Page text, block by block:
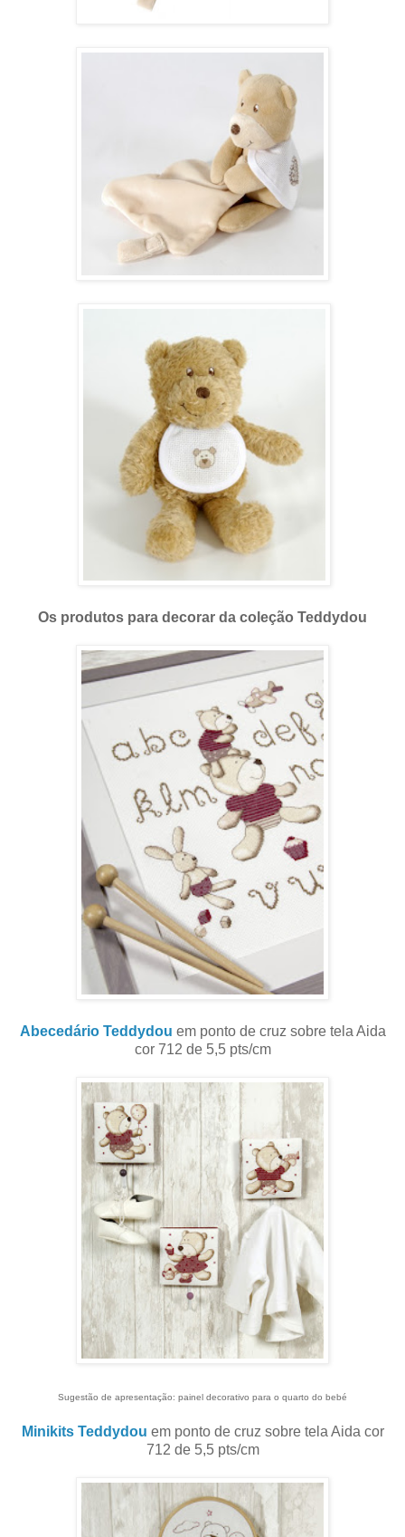
Os produtos para decorar da coleção Teddydou
Abecedário Teddydou em ponto de cruz sobre tela Aida
cor 712 de 5,5 pts/cm
Sugestão de apresentação: painel decorativo para o quarto do bebé
Minikits Teddydou em ponto de cruz sobre tela Aida cor
712 de 5,5 pts/cm